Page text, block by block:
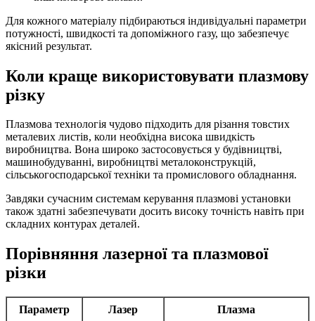
Для кожного матеріалу підбираються індивідуальні параметри
потужності, швидкості та допоміжного газу, що забезпечує
якісний результат.
Коли краще використовувати плазмову
різку
Плазмова технологія чудово підходить для різання товстих
металевих листів, коли необхідна висока швидкість
виробництва. Вона широко застосовується у будівництві,
машинобудуванні, виробництві металоконструкцій,
сільськогосподарської техніки та промислового обладнання.
Завдяки сучасним системам керування плазмові установки
також здатні забезпечувати досить високу точність навіть при
складних контурах деталей.
Порівняння лазерної та плазмової
різки
Параметр Лазер Плазма